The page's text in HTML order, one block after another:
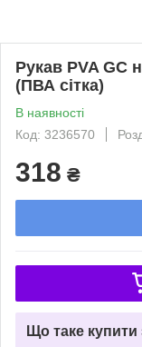
Рукав PVA GC
(ПВА сітка)
В наявності
Код: 3236570
318 ₴
Що таке